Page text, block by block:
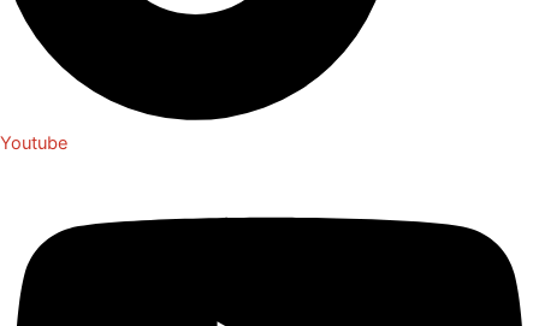
Youtube